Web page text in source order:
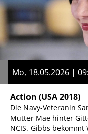
Mo, 18.05.2026 |
Action (USA 2018)
Die Navy-Veteranin
Mutter Mae hinter
NCIS. Gibbs